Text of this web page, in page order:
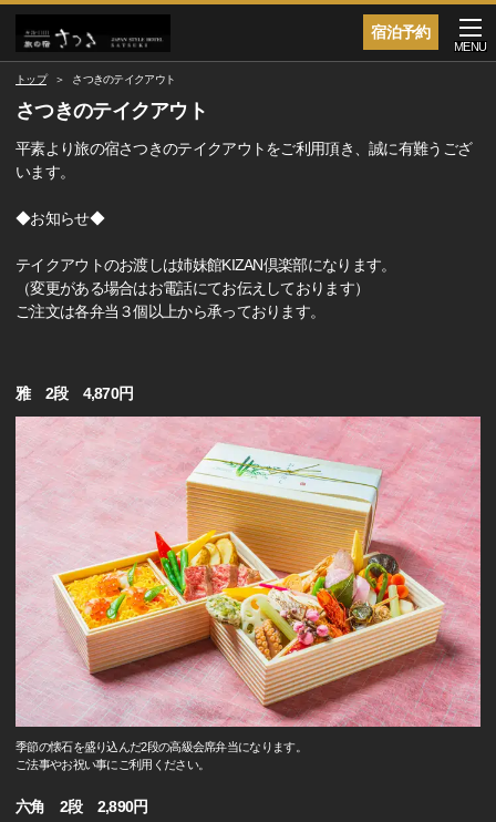
宿泊予約
MENU
トップ さつきのテイクアウト
さつきのテイクアウト
平素より旅の宿さつきのテイクアウトをご利用頂き、誠に有難うござ
います。
◆お知らせ◆
テイクアウトのお渡しは姉妹館KIZAN倶楽部になります。
（変更がある場合はお電話にてお伝えしております）
ご注文は各弁当３個以上から承っております。
雅 2段 4,870円
季節の懐石を盛り込んだ2段の高級会席弁当になります。
ご法事やお祝い事にご利用ください。
六角 2段 2,890円